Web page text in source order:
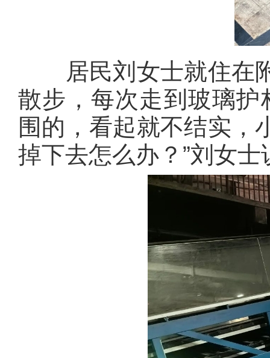
居民刘女士就住在附
散步，每次走到玻璃护
围的，看起就不结实，
掉下去怎么办？”刘女士